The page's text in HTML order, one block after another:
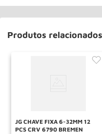
Produtos relacionados
JG CHAVE FIXA 6-32MM 12
PCS CRV 6790 BREMEN